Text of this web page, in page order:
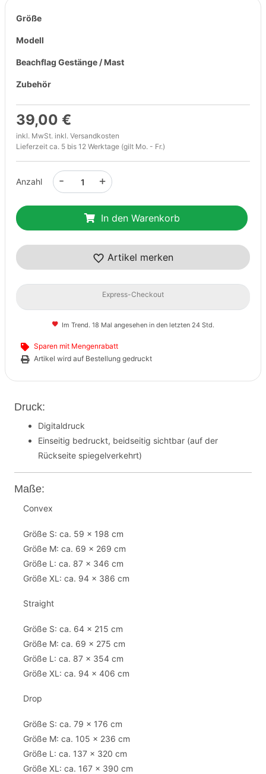
Größe
Modell
Beachflag Gestänge / Mast
Zubehör
39,00 €
inkl. MwSt. inkl. Versandkosten
Lieferzeit ca. 5 bis 12 Werktage (gilt Mo. - Fr.)
Anzahl +
-
In den Warenkorb
Artikel merken
Express-Checkout
Im Trend. 18 Mal angesehen in den letzten 24 Std.
Sparen mit Mengenrabatt
Artikel wird auf Bestellung gedruckt
Druck:
Digitaldruck
Einseitig bedruckt, beidseitig sichtbar (auf der
Rückseite spiegelverkehrt)
Maße:
Convex
Größe S: ca. 59 x 198 cm
Größe M: ca. 69 x 269 cm
Größe L: ca. 87 x 346 cm
Größe XL: ca. 94 x 386 cm
Straight
Größe S: ca. 64 x 215 cm
Größe M: ca. 69 x 275 cm
Größe L: ca. 87 x 354 cm
Größe XL: ca. 94 x 406 cm
Drop
Größe S: ca. 79 x 176 cm
Größe M: ca. 105 x 236 cm
Größe L: ca. 137 x 320 cm
Größe XL: ca. 167 x 390 cm